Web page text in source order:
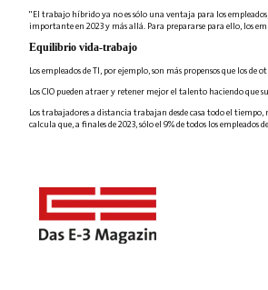
"El trabajo híbrido ya no es sólo una ventaja para los
importante en 2023 y más allá. Para prepararse para ello, los
Equilibrio vida-trabajo
Los empleados de TI, por ejemplo, son más propensos que los
Los CIO pueden atraer y retener mejor el talento haciendo que
Los trabajadores a distancia trabajan desde casa todo el
calcula que, a finales de 2023, sólo el 9% de todos los